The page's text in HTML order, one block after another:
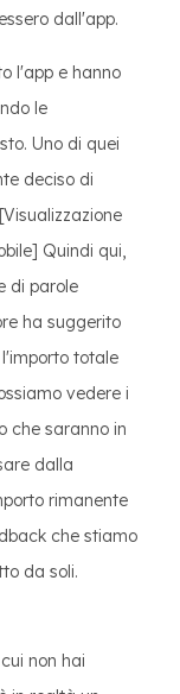
dall'app.
l'app e hanno
le
Uno di quei
deciso di
Quindi qui,
di parole
ha suggerito
totale
vedere i
che saranno in
dalla
rimanente
che stiamo
da soli.
non hai